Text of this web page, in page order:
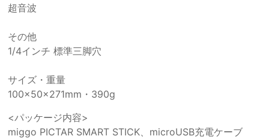
超音波
その他
1/4インチ 標準三脚穴
サイズ・重量
100×50×271mm・390g
<パッケージ内容>
miggo PICTAR SMART STICK、microUSB充電ケーブ